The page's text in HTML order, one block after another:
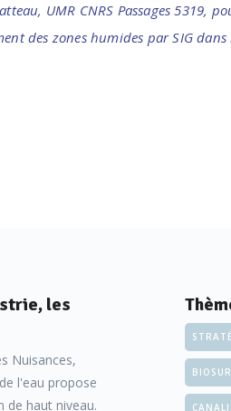
UMR CNRS Passages 5319,
des zones humides par SIG
les
Nuisances,
l'eau propose
de haut niveau.